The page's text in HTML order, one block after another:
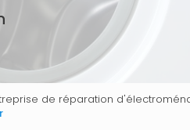
de réparation